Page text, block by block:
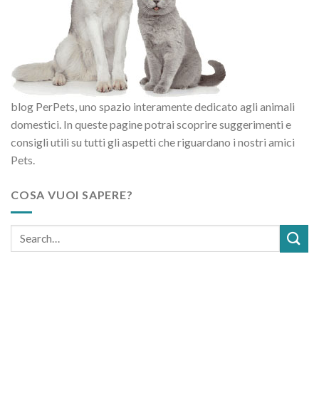
blog PerPets, uno spazio interamente dedicato agli animali
domestici. In queste pagine potrai scoprire suggerimenti e
consigli utili su tutti gli aspetti che riguardano i nostri amici
Pets.
COSA VUOI SAPERE?